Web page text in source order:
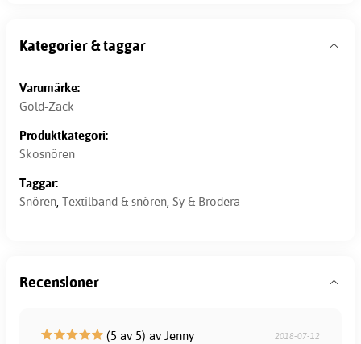
Kategorier & taggar
Varumärke:
Gold-Zack
Produktkategori:
Skosnören
Taggar:
Snören, Textilband & snören, Sy & Brodera
Recensioner
(5 av 5) av Jenny 2018-07-12